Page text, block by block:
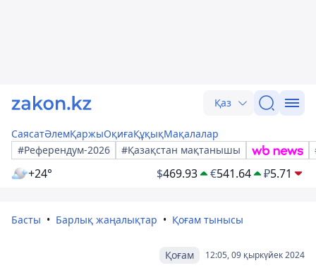
Қаз
СаясатӘлемҚаржыОқиғаҚұқықМақалалар
#Референдум-2026
#Қазақстан мақтанышы
+24° $469.93 €541.64 ₽5.71
Басты Барлық жаңалықтар Қоғам тынысы
12:05, 09 қыркүйек 2024
Қоғам